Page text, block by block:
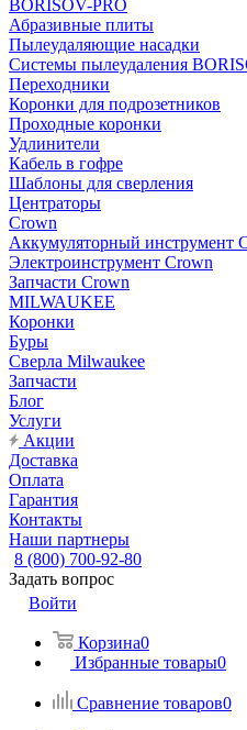
BORISOV-PRO
Абразивные плиты
Пылеудаляющие насадки
Системы пылеудаления
Переходники
Коронки для подрозетников
Проходные коронки
Удлинители
Кабель в гофре
Шаблоны для сверления
Центраторы
Crown
Аккумуляторный инструмент
Электроинструмент Crown
Запчасти Crown
MILWAUKEE
Коронки
Буры
Сверла Milwaukee
Запчасти
Блог
Услуги
Акции
Доставка
Оплата
Гарантия
Контакты
Наши партнеры
8 (800) 700-92-80
Задать вопрос
Войти
Корзина0
Избранные товары0
Сравнение товаров0